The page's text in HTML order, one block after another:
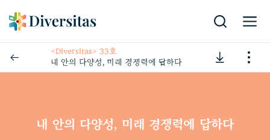
<Diversitas> 33호
내 안의 다양성, 미래 경쟁력에 답하다
내 안의 다양성, 미래 경쟁력에 답하다